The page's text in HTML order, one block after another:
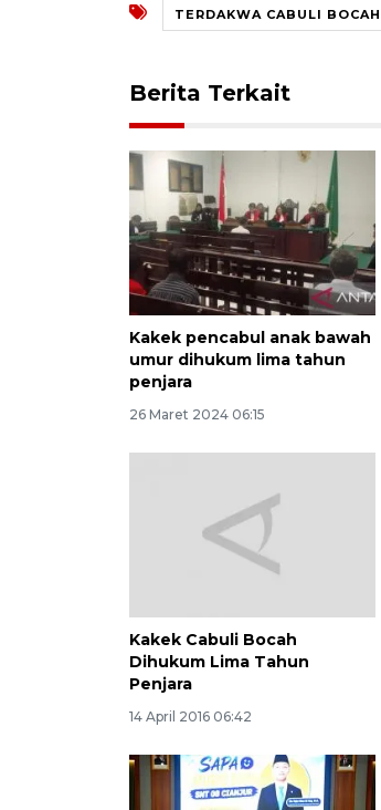
TERDAKWA CABULI BOCAH
Berita Terkait
Kakek pencabul anak bawah
umur dihukum lima tahun
penjara
26 Maret 2024 06:15
Kakek Cabuli Bocah
Dihukum Lima Tahun
Penjara
14 April 2016 06:42